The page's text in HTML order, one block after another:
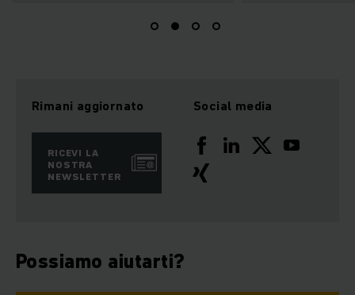
Rimani aggiornato
RICEVI LA
NOSTRA
NEWSLETTER
Social media
Possiamo aiutarti?